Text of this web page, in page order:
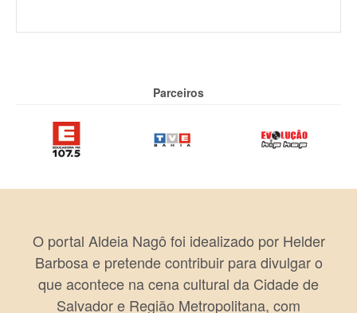
Parceiros
O portal Aldeia Nagô foi idealizado por Helder
Barbosa e pretende contribuir para divulgar o
que acontece na cena cultural da Cidade de
Salvador e Região Metropolitana, com